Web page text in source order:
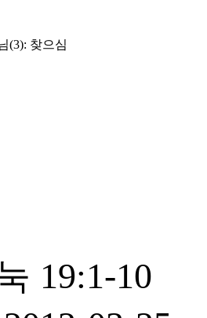
(3): 찾으심
19:1-10